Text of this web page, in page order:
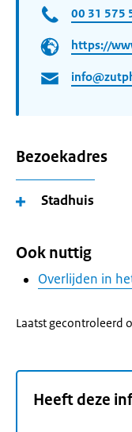
00 31 575
https://
Bezoekadres
Stadhuis
Ook nuttig
Overlijden in
Laatst gecontroleerd
Heeft deze